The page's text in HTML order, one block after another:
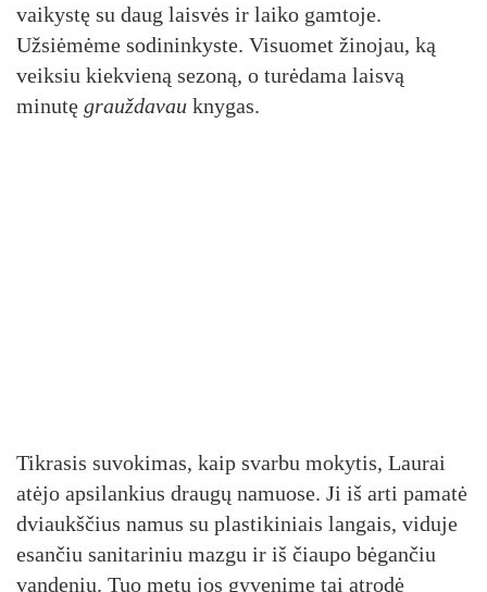
vaikystę su daug laisvės ir laiko gamtoje.
Užsiėmėme sodininkyste. Visuomet žinojau, ką
veiksiu kiekvieną sezoną, o turėdama laisvą
minutę grauždavau knygas.
Tikrasis suvokimas, kaip svarbu mokytis, Laurai
atėjo apsilankius draugų namuose. Ji iš arti pamatė
dviaukščius namus su plastikiniais langais, viduje
esančiu sanitariniu mazgu ir iš čiaupo bėgančiu
vandeniu. Tuo metu jos gyvenime tai atrodė